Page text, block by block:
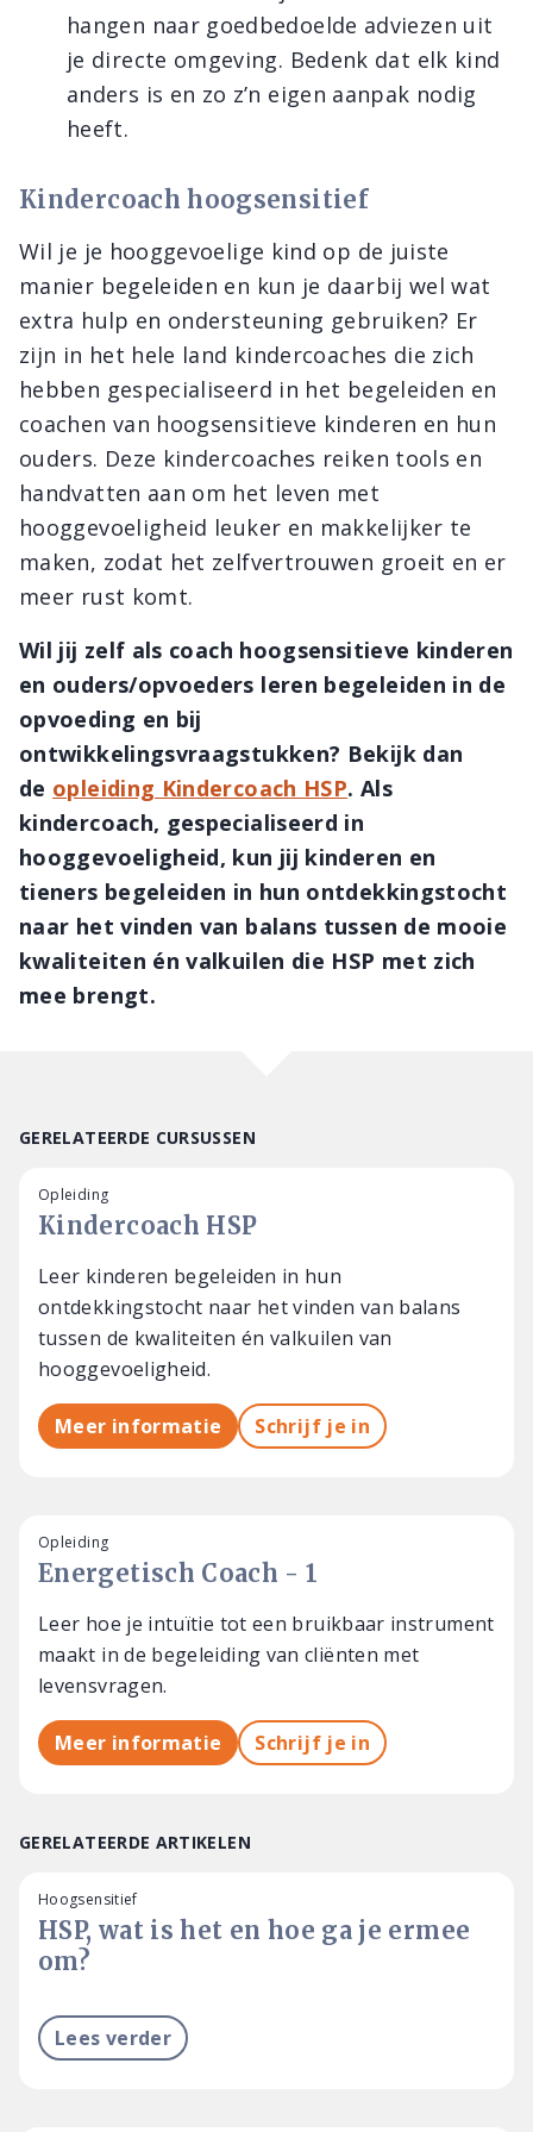
hangen naar goedbedoelde adviezen uit
je directe omgeving. Bedenk dat elk kind
anders is en zo z’n eigen aanpak nodig
heeft.
Kindercoach hoogsensitief
Wil je je hooggevoelige kind op de juiste
manier begeleiden en kun je daarbij wel wat
extra hulp en ondersteuning gebruiken? Er
zijn in het hele land kindercoaches die zich
hebben gespecialiseerd in het begeleiden en
coachen van hoogsensitieve kinderen en hun
ouders. Deze kindercoaches reiken tools en
handvatten aan om het leven met
hooggevoeligheid leuker en makkelijker te
maken, zodat het zelfvertrouwen groeit en er
meer rust komt.
Wil jij zelf als coach hoogsensitieve kinderen
en ouders/opvoeders leren begeleiden in de
opvoeding en bij
ontwikkelingsvraagstukken? Bekijk dan
de opleiding Kindercoach HSP. Als
kindercoach, gespecialiseerd in
hooggevoeligheid, kun jij kinderen en
tieners begeleiden in hun ontdekkingstocht
naar het vinden van balans tussen de mooie
kwaliteiten én valkuilen die HSP met zich
mee brengt.
GERELATEERDE CURSUSSEN
Kindercoach HSP
Opleiding
Leer kinderen begeleiden in hun
ontdekkingstocht naar het vinden van balans
tussen de kwaliteiten én valkuilen van
hooggevoeligheid.
Meer informatie Schrijf je in
Energetisch Coach - 1
Opleiding
Leer hoe je intuïtie tot een bruikbaar instrument
maakt in de begeleiding van cliënten met
levensvragen.
Meer informatie Schrijf je in
GERELATEERDE ARTIKELEN
HSP, wat is het en hoe ga je ermee
om?
Hoogsensitief
Lees verder